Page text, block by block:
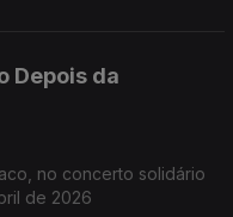
Depois da
no concerto solidário
de 2026